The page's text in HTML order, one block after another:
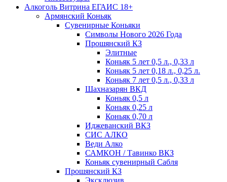
Алкоголь Витрина ЕГАИС 18+
Армянский Коньяк
Сувенирные Коньяки
Символы Нового 2026 Года
Прошянский КЗ
Элитные
Коньяк 5 лет 0,5 л., 0,33 л
Коньяк 5 лет 0,18 л., 0,25 л.
Коньяк 7 лет 0,5 л., 0,33 л
Шахназарян ВКД
Коньяк 0,5 л
Коньяк 0,25 л
Коньяк 0,70 л
Иджеванский ВКЗ
СИС АЛКО
Веди Алко
САМКОН / Тавинко ВКЗ
Коньяк сувенирный Сабля
Прошянский КЗ
Эксклюзив